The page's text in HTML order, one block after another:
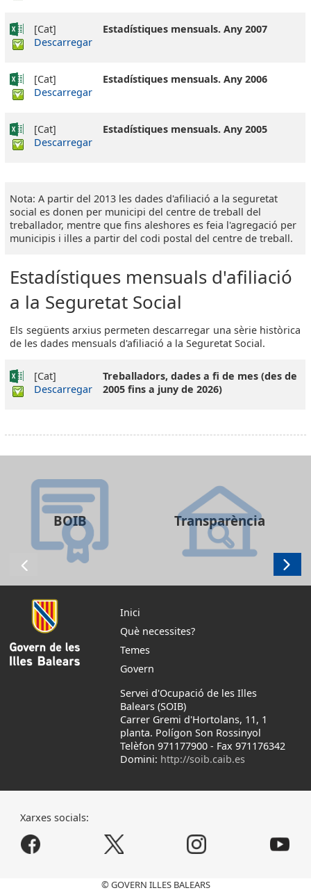
[Cat]
Descarregar
Estadístiques mensuals. Any 2007
[Cat]
Descarregar
Estadístiques mensuals. Any 2006
[Cat]
Descarregar
Estadístiques mensuals. Any 2005
Nota: A partir del 2013 les dades d'afiliació a la seguretat
social es donen per municipi del centre de treball del
treballador, mentre que fins aleshores es feia l'agregació per
municipis i illes a partir del codi postal del centre de treball.
Estadístiques mensuals d'afiliació
a la Seguretat Social
Els següents arxius permeten descarregar una sèrie històrica
de les dades mensuals d'afiliació a la Seguretat Social.
[Cat]
Descarregar
Treballadors, dades a fi de mes (des de
2005 fins a juny de 2026)
BOIB Transparència
Inici
Què necessites?
Temes
Govern
Servei d'Ocupació de les Illes
Balears (SOIB)
Carrer Gremi d'Hortolans, 11, 1
planta. Polígon Son Rossinyol
Telèfon 971177900 - Fax 971176342
Domini: http://soib.caib.es
Xarxes socials:
© GOVERN ILLES BALEARS